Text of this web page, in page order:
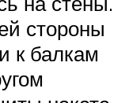
стороны
к балкам